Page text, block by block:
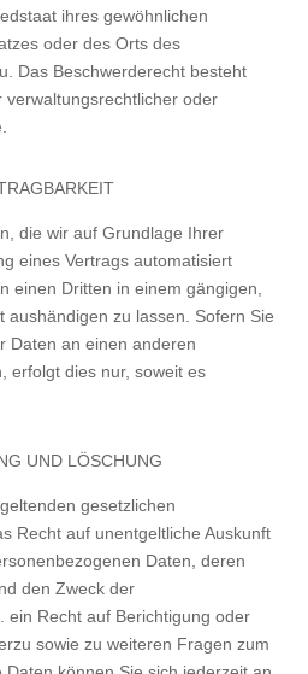
ihres gewöhnlichen
oder des Orts des
Das Beschwerderecht besteht
oder
die wir auf Grundlage Ihrer
eines Vertrags automatisiert
einen Dritten in einem gängigen,
aushändigen zu lassen. Sofern Sie
Daten an einen anderen
erfolgt dies nur, soweit es
UND LÖSCHUNG
gesetzlichen
Recht auf unentgeltliche Auskunft
Daten, deren
den Zweck der
ein Recht auf Berichtigung oder
sowie zu weiteren Fragen zum